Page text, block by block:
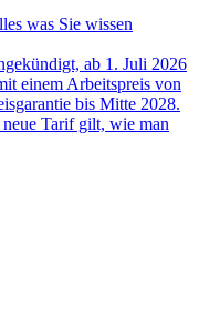
was Sie wissen
ab 1. Juli 2026
einem Arbeitspreis von
bis Mitte 2028.
Tarif gilt, wie man